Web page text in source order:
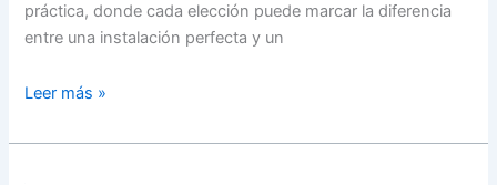
práctica, donde cada elección puede marcar la diferencia
entre una instalación perfecta y un
Leer más »